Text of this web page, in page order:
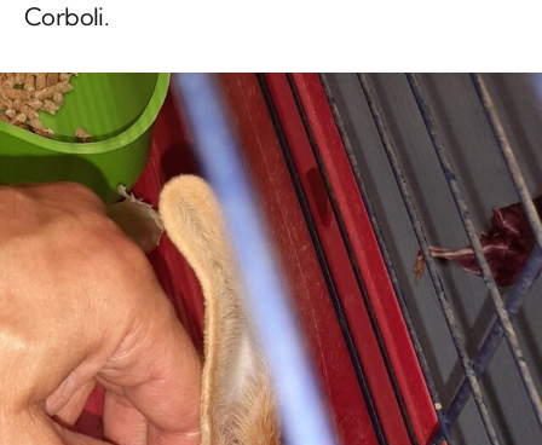
Corboli.